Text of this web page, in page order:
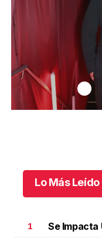
Lo Más Leído
1 Se Impacta